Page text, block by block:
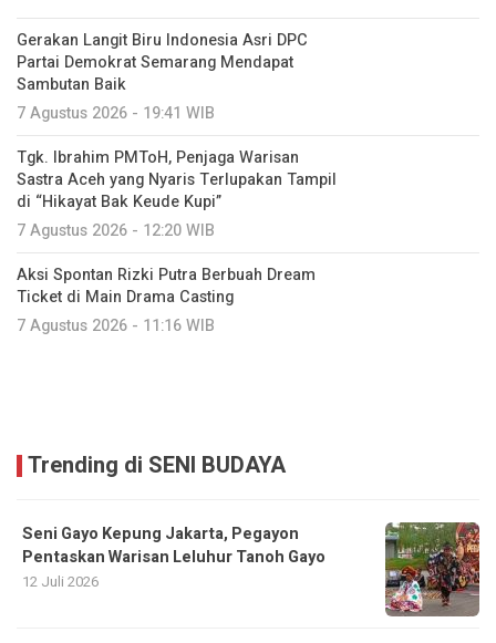
Gerakan Langit Biru Indonesia Asri DPC
Partai Demokrat Semarang Mendapat
Sambutan Baik
7 Agustus 2026 - 19:41 WIB
Tgk. Ibrahim PMToH, Penjaga Warisan
Sastra Aceh yang Nyaris Terlupakan Tampil
di “Hikayat Bak Keude Kupi”
7 Agustus 2026 - 12:20 WIB
Aksi Spontan Rizki Putra Berbuah Dream
Ticket di Main Drama Casting
7 Agustus 2026 - 11:16 WIB
Trending di SENI BUDAYA
Seni Gayo Kepung Jakarta, Pegayon
Pentaskan Warisan Leluhur Tanoh Gayo
12 Juli 2026